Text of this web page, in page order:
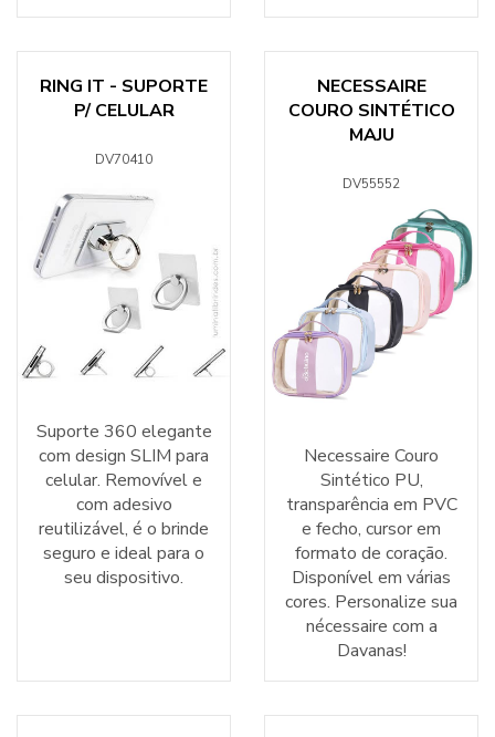
RING IT - SUPORTE
P/ CELULAR
DV70410
Suporte 360 elegante
com design SLIM para
celular. Removível e
com adesivo
reutilizável, é o brinde
seguro e ideal para o
seu dispositivo.
NECESSAIRE
COURO SINTÉTICO
MAJU
DV55552
Necessaire Couro
Sintético PU,
transparência em PVC
e fecho, cursor em
formato de coração.
Disponível em várias
cores. Personalize sua
nécessaire com a
Davanas!